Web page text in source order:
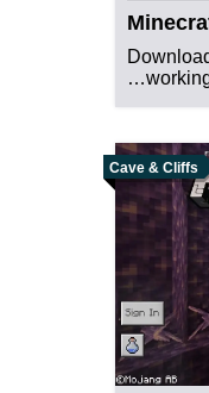
Cave & Cliffs